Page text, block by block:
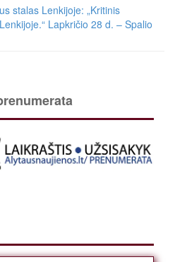
stalas Lenkijoje: „Kritinis
Lapkričio 28 d. – Spalio